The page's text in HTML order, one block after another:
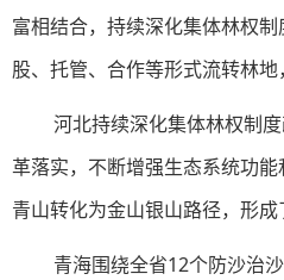
富相结合，持续深化集体林权
股、托管、合作等形式流转林地
河北持续深化集体林权制
革落实，不断增强生态系统功
青山转化为金山银山路径，形成
青海围绕全省12个防沙治